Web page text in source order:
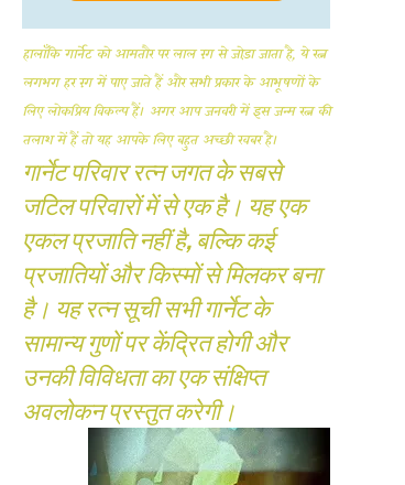
हालाँकि गार्नेट को आमतौर पर लाल रंग से जोड़ा जाता है, ये रत्न
लगभग हर रंग में पाए जाते हैं और सभी प्रकार के आभूषणों के
लिए लोकप्रिय विकल्प हैं। अगर आप जनवरी में इस जन्म रत्न की
तलाश में हैं तो यह आपके लिए बहुत अच्छी खबर है।
गार्नेट परिवार रत्न जगत के सबसे
जटिल परिवारों में से एक है। यह एक
एकल प्रजाति नहीं है, बल्कि कई
प्रजातियों और किस्मों से मिलकर बना
है। यह रत्न सूची सभी गार्नेट के
सामान्य गुणों पर केंद्रित होगी और
उनकी विविधता का एक संक्षिप्त
अवलोकन प्रस्तुत करेगी।